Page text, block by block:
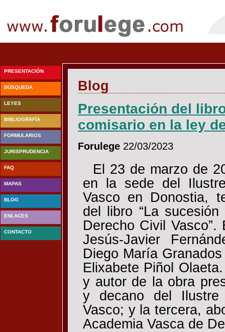
Blog
Presentación del
comisario en la ley
Forulege 22/03/2023
El 23 de marzo de
en la sede del
Vasco en Donostia,
del libro “La
Derecho Civil
Jesús-Javier
Diego María
Elixabete Piñol
y autor de la obra
y decano del
Vasco; y la tercera,
Academia Vasca de
PRESENTACIÓN
BÚSQUEDA
LEYES
BIBLIOGRAFÍA
FORMULARIOS
JURISPRUDENCIA
FAQ
MAPAS
BLOG
ENLACES
CONTACTO